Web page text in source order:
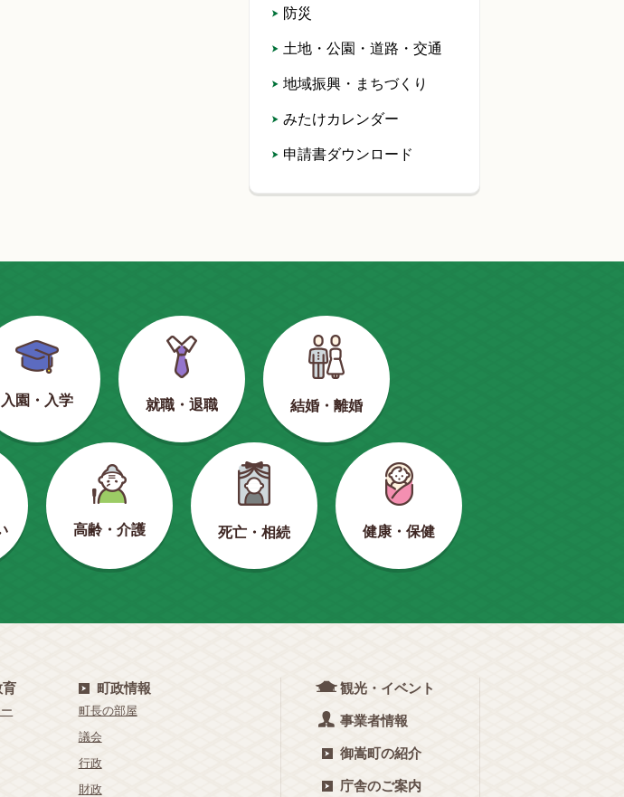
防災
土地・公園・道路・交通
地域振興・まちづくり
みたけカレンダー
申請書ダウンロード
入園・入学 就職・退職 結婚・離婚
高齢・介護 死亡・相続 健康・保健
育 町政情報
町長の部屋
議会
行政
財政
観光・イベント
事業者情報
御嵩町の紹介
庁舎のご案内